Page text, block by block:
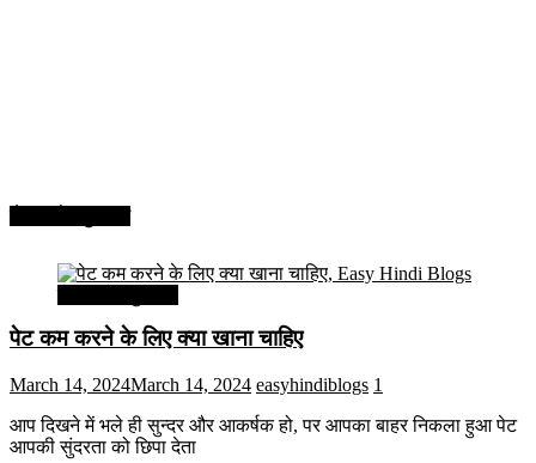
पेट कम करने के लिए क्या खाना चाहिए
March 14, 2024March 14, 2024 easyhindiblogs 1
आप दिखने में भले ही सुन्दर और आकर्षक हो, पर आपका बाहर निकला हुआ पेट
आपकी सुंदरता को छिपा देता